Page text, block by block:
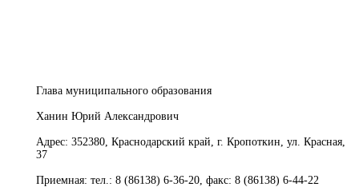
Глава муниципального образования
Ханин Юрий Александрович
Адрес: 352380, Краснодарский край, г. Кропоткин, ул. Красная,
37
Приемная: тел.: 8 (86138) 6-36-20, факс: 8 (86138) 6-44-22